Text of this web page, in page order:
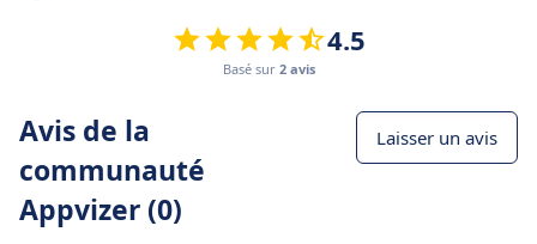
4.5
Basé sur 2 avis
Avis de la
communauté
Appvizer (0)
Laisser un avis